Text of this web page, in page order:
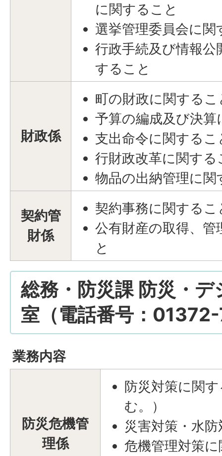
に関すること
選挙管理委員会に関
行政手続及び情報公
すること
財政係
町の財政に関するこ
予算の編成及び決
支出命令に関するこ
行財政改革に関する
物品の出納管理に関
契約管
財係
契約事務に関するこ
公有財産の取得、
と
総務・防災課 防災・デ
室（電話番号：
業務内容
防災危機管
理係
防災対策に関
む。）
災害対策・水
危機管理対策